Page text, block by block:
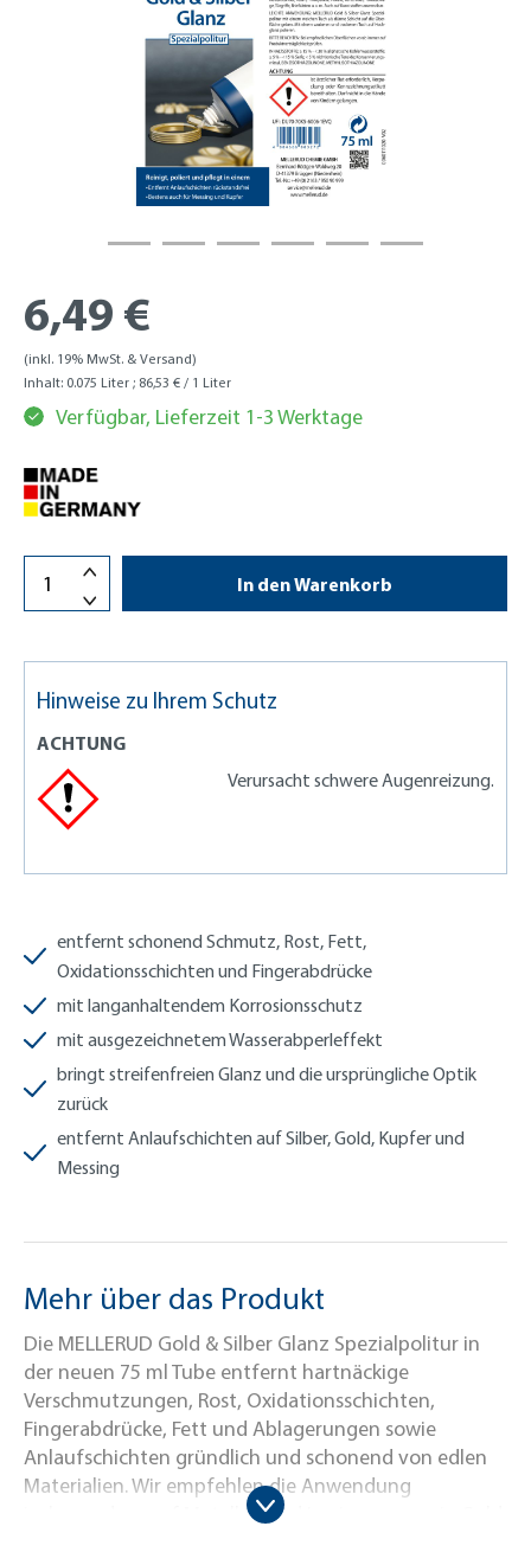
6,49 €
(inkl. 19% MwSt. & Versand)
Inhalt: 0.075 Liter ; 86,53 € / 1 Liter
Verfügbar, Lieferzeit 1-3 Werktage
In den Warenkorb
entfernt schonend Schmutz, Rost, Fett,
Oxidationsschichten und Fingerabdrücke
mit langanhaltendem Korrosionsschutz
mit ausgezeichnetem Wasserabperleffekt
bringt streifenfreien Glanz und die ursprüngliche Optik
zurück
entfernt Anlaufschichten auf Silber, Gold, Kupfer und
Messing
Hinweise zu Ihrem Schutz
ACHTUNG
Verursacht schwere Augenreizung.
Mehr über das Produkt
Die MELLERUD Gold & Silber Glanz Spezialpolitur in
der neuen 75 ml Tube entfernt hartnäckige
Verschmutzungen, Rost, Oxidationsschichten,
Fingerabdrücke, Fett und Ablagerungen sowie
Anlaufschichten gründlich und schonend von edlen
Materialien. Wir empfehlen die Anwendung
insbesondere auf Metallen und Legierungen wie Gold,